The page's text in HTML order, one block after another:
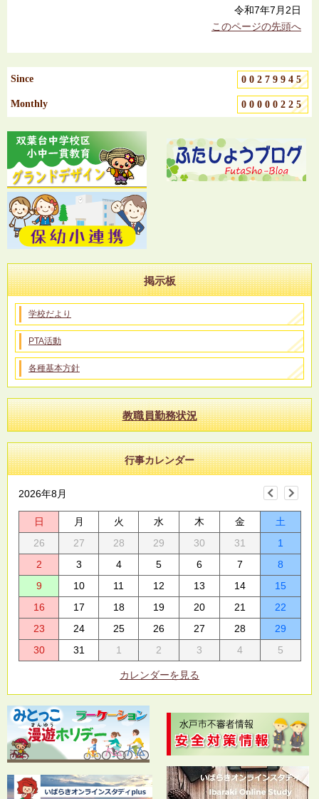
Since 00279945
Monthly 00000225
掲示板
学校だより
PTA活動
各種基本方針
教職員勤務状況
行事カレンダー
2026年8月
日 月 火 水 木 金
土
26
27 28 29 30 31
1
2
3 4 5 6 7
8
9
10 11 12 13 14
15
16
17 18 19 20 21
22
23
24 25 26 27 28
29
30
31 1 2 3 4 5
カレンダーを見る
令和7年7月2日
このページの先頭へ